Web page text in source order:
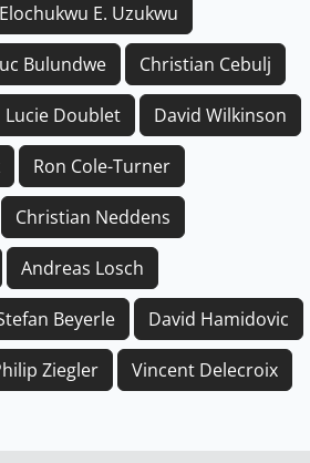
Elochukwu E. Uzukwu
Bulundwe Christian Cebulj
Lucie Doublet David Wilkinson
Ron Cole-Turner
Christian Neddens
Andreas Losch
Beyerle David Hamidovic
Ziegler Vincent Delecroix